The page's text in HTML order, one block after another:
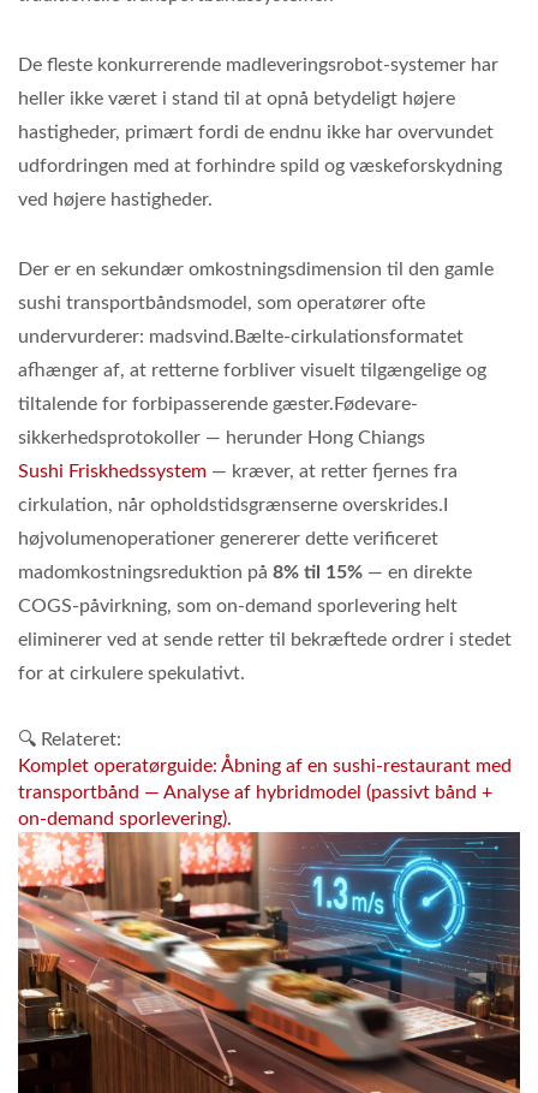
De fleste konkurrerende madleveringsrobot-systemer har
heller ikke været i stand til at opnå betydeligt højere
hastigheder, primært fordi de endnu ikke har overvundet
udfordringen med at forhindre spild og væskeforskydning
ved højere hastigheder.
Der er en sekundær omkostningsdimension til den gamle
sushi transportbåndsmodel, som operatører ofte
undervurderer: madsvind.Bælte-cirkulationsformatet
afhænger af, at retterne forbliver visuelt tilgængelige og
tiltalende for forbipasserende gæster.Fødevare-
sikkerhedsprotokoller — herunder Hong Chiangs
Sushi Friskhedssystem — kræver, at retter fjernes fra
cirkulation, når opholdstidsgrænserne overskrides.I
højvolumenoperationer genererer dette verificeret
madomkostningsreduktion på 8% til 15% — en direkte
COGS-påvirkning, som on-demand sporlevering helt
eliminerer ved at sende retter til bekræftede ordrer i stedet
for at cirkulere spekulativt.
🔍 Relateret:
Komplet operatørguide: Åbning af en sushi-restaurant med
transportbånd — Analyse af hybridmodel (passivt bånd +
on-demand sporlevering).